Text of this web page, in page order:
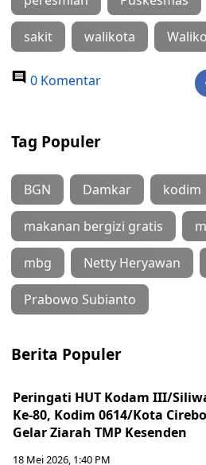
sakit walikota
0 Komentar
Tag Populer
BGN Damkar kodim
makanan bergizi gratis
mbg Netty Heryawan
Prabowo Subianto
Berita Populer
Peringati HUT Kodam III/
Ke-80, Kodim 0614/Kota
Gelar Ziarah TMP Kesenden
18 Mei 2026, 1:40 PM